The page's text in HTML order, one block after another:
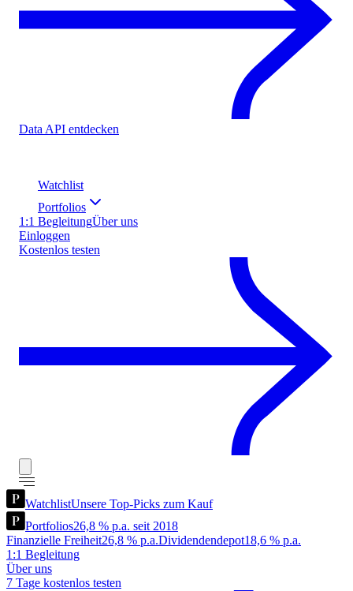
Data API entdecken
Watchlist
Portfolios
1:1 BegleitungÜber uns
Einloggen
Kostenlos testen
WatchlistUnsere Top-Picks zum Kauf
Portfolios26,8 % p.a. seit 2018
Finanzielle Freiheit26,8 % p.a.Dividendendepot18,6 % p.a.
1:1 Begleitung
Über uns
7 Tage kostenlos testen